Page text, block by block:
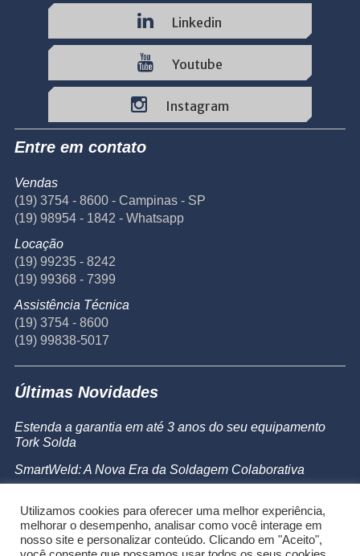
Linkedin
Youtube
Instagram
Entre em contato
Vendas
(19) 3754 - 8600 - Campinas - SP
(19) 98954 - 1842 - Whatsapp
Locação
(19) 99235 - 8242
(19) 99368 - 7399
Assistência Técnica
(19) 3754 - 8600
(19) 99838-5017
Últimas Novidades
Estenda a garantia em até 3 anos do seu equipamento
Tork Solda
SmartWeld: A Nova Era da Soldagem Colaborativa
Powermax 45 SYNC
Utilizamos cookies para oferecer uma melhor experiência,
melhorar o desempenho, analisar como você interage em
nosso site e personalizar conteúdo. Clicando em "Aceito",